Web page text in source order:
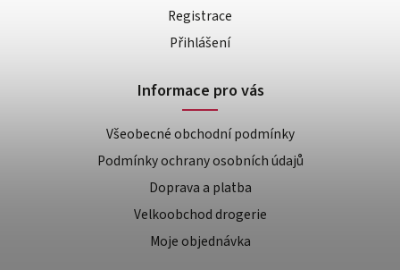
Registrace
Přihlášení
Informace pro vás
Všeobecné obchodní podmínky
Podmínky ochrany osobních údajů
Doprava a platba
Velkoobchod drogerie
Moje objednávka